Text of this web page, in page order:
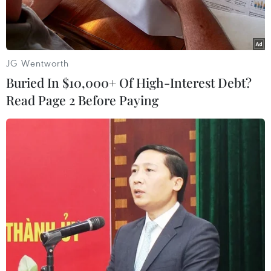
gồm 53 thànhviên.
Ông Nguyễn Minh Hồng, Thứ trưởng Bộ Thông
tin và Truyền thông được bầu lạigiữ chức Chủ
Tham dự có: đại diện Ban Đối ngoại Trung
ương, Bộ Ngoại giao, Bộ Nội vụ; Đại sứViệt Nam
tại Cộng hòa Séc Trương Mạnh Sơn; Đại sứ Cộng
hòa Séc tại Việt NamMartin Klepetko; Chủ tịch
Danh dự Hội Séc-Việt Marcel Winter, cùng đại
diện cáccơ quan hữu quan và gần 200 đại biểu
là hội viên Hội hữu nghị Việt Nam-Séc trêncả
nước.
Hội hữu nghị Việt Nam-Séc là một trong 99 tổ
JG Wentworth
Buried In $10,000+ Of High-Interest Debt?
Read Page 2 Before Paying